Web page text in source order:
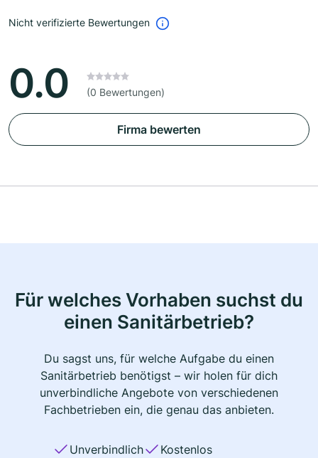
Nicht verifizierte Bewertungen
0.0 (0 Bewertungen)
Firma bewerten
Für welches Vorhaben suchst du
einen Sanitärbetrieb?
Du sagst uns, für welche Aufgabe du einen
Sanitärbetrieb benötigst – wir holen für dich
unverbindliche Angebote von verschiedenen
Fachbetrieben ein, die genau das anbieten.
Unverbindlich
Kostenlos